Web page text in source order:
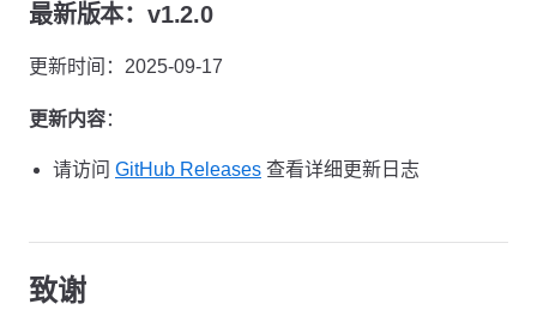
最新版本：v1.2.0
更新时间：2025-09-17
更新内容：
请访问 GitHub Releases 查看详细更新日志
致谢